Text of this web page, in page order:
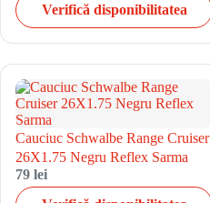
Verifică disponibilitatea
Cauciuc Schwalbe Range Cruiser
26X1.75 Negru Reflex Sarma
79 lei